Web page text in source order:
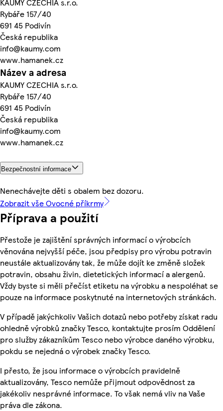
Rybáře 157/40
691 45 Podivín
Česká republika
info@kaumy.com
www.hamanek.cz
Název a adresa
KAUMY CZECHIA s.r.o.
Rybáře 157/40
691 45 Podivín
Česká republika
info@kaumy.com
www.hamanek.cz
Bezpečnostní informace
Nenechávejte děti s obalem bez dozoru.
Zobrazit vše Ovocné příkrmy
Příprava a použití
Přestože je zajištění správných informací o výrobcích
věnována nejvyšší péče, jsou předpisy pro výrobu potravin
neustále aktualizovány tak, že může dojít ke změně složek
potravin, obsahu živin, dietetických informací a alergenů.
Vždy byste si měli přečíst etiketu na výrobku a nespoléhat se
pouze na informace poskytnuté na internetových stránkách.
V případě jakýchkoliv Vašich dotazů nebo potřeby získat radu
ohledně výrobků značky Tesco, kontaktujte prosím Oddělení
pro služby zákazníkům Tesco nebo výrobce daného výrobku,
pokdu se nejedná o výrobek značky Tesco.
I přesto, že jsou informace o výrobcích pravidelně
aktualizovány, Tesco nemůže přijmout odpovědnost za
jakékoliv nesprávné informace. To však nemá vliv na Vaše
práva dle zákona.